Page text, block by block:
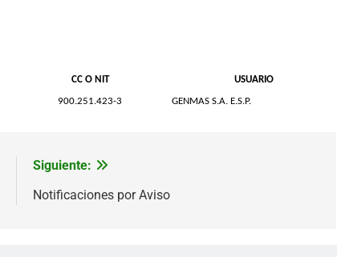
CC O NIT USUARIO
900.251.423-3 GENMAS S.A. E.S.P.
Siguiente:
Notificaciones por Aviso